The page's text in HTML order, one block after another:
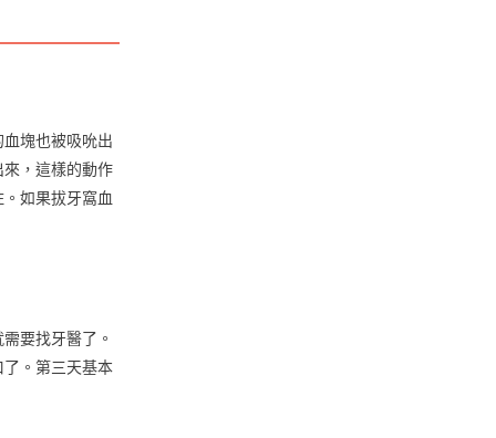
塊也被吸吮出
，這樣的動作
如果拔牙窩血
要找牙醫了。
。第三天基本